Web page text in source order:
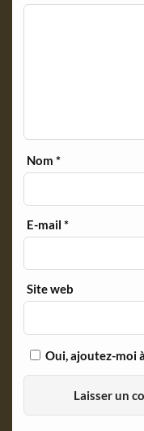
Nom*
E-mail*
Site web
Oui, ajoutez-moi